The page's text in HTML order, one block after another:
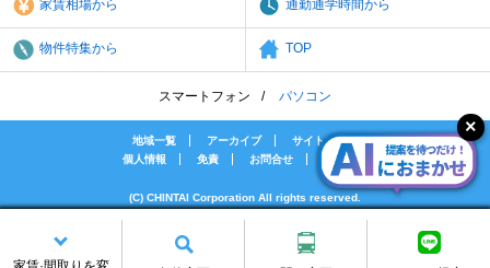
家賃·間取りを変
家賃相場から 通勤通学時間から
物件特集から TOP
スマートフォン パソコン
地域一覧 アーカイブ
サイトマップ
個人情報
免責 お問合せ 会社案内
(C) CHINTAI Corporation All rights reserved.
[PR]賃貸物件の疑問解決！教えてエイブルAGENT
[PR]賃貸生活の工夫を紹介！CHINTAI情報局